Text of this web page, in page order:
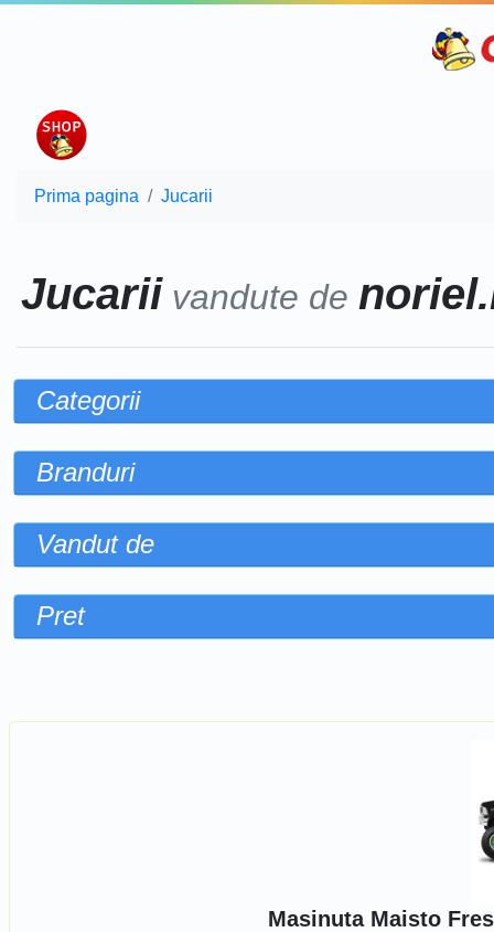
Prima pagina Jucarii
Jucariivandute de
Categorii
Branduri
Vandut de
Pret
Masinuta Maisto